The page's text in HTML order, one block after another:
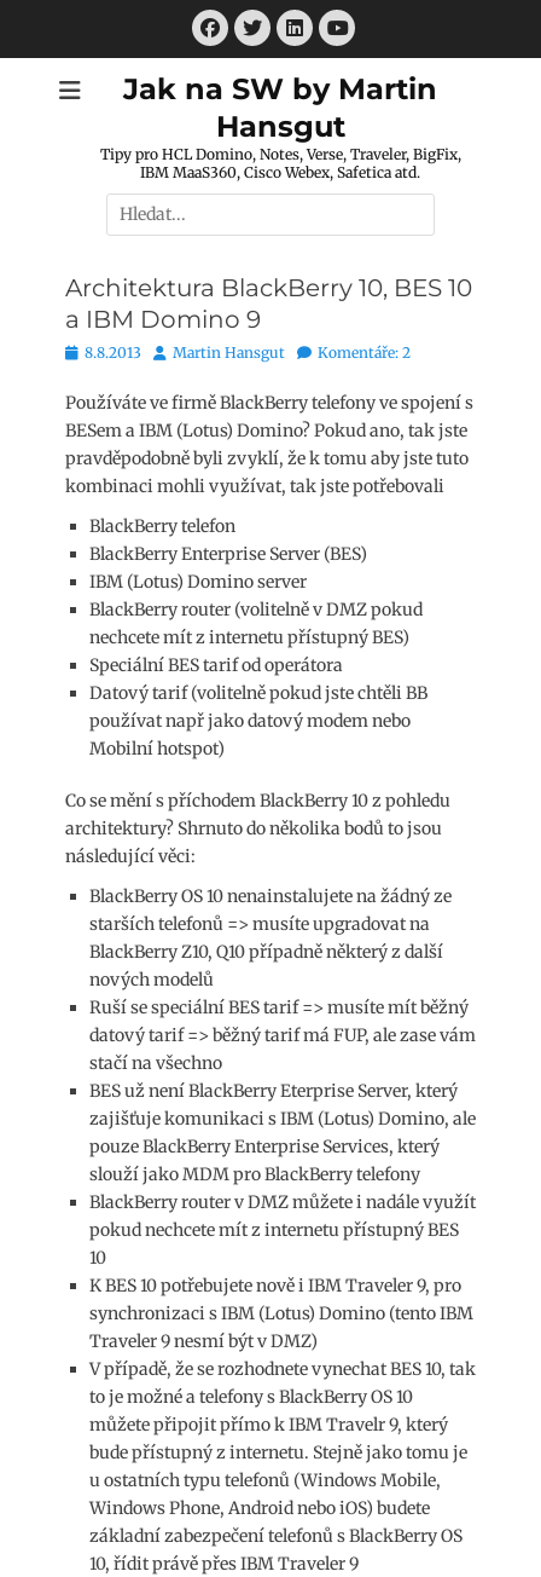
Facebook
Twitter
LinkedIn
Youtube
Jak na SW by Martin
Hansgut
Tipy pro HCL Domino, Notes, Verse, Traveler, BigFix,
IBM MaaS360, Cisco Webex, Safetica atd.
Hledat:
Architektura BlackBerry 10, BES 10
a IBM Domino 9
Publikováno
8.8.2013 AutorMartin Hansgut Komentáře: 2
Používáte ve firmě BlackBerry telefony ve spojení s
BESem a IBM (Lotus) Domino? Pokud ano, tak jste
pravděpodobně byli zvyklí, že k tomu aby jste tuto
kombinaci mohli využívat, tak jste potřebovali
BlackBerry telefon
BlackBerry Enterprise Server (BES)
IBM (Lotus) Domino server
BlackBerry router (volitelně v DMZ pokud
nechcete mít z internetu přístupný BES)
Speciální BES tarif od operátora
Datový tarif (volitelně pokud jste chtěli BB
používat např jako datový modem nebo
Mobilní hotspot)
Co se mění s příchodem BlackBerry 10 z pohledu
architektury? Shrnuto do několika bodů to jsou
následující věci:
BlackBerry OS 10 nenainstalujete na žádný ze
starších telefonů => musíte upgradovat na
BlackBerry Z10, Q10 případně některý z další
nových modelů
Ruší se speciální BES tarif => musíte mít běžný
datový tarif => běžný tarif má FUP, ale zase vám
stačí na všechno
BES už není BlackBerry Eterprise Server, který
zajišťuje komunikaci s IBM (Lotus) Domino, ale
pouze BlackBerry Enterprise Services, který
slouží jako MDM pro BlackBerry telefony
BlackBerry router v DMZ můžete i nadále využít
pokud nechcete mít z internetu přístupný BES
10
K BES 10 potřebujete nově i IBM Traveler 9, pro
synchronizaci s IBM (Lotus) Domino (tento IBM
Traveler 9 nesmí být v DMZ)
V případě, že se rozhodnete vynechat BES 10, tak
to je možné a telefony s BlackBerry OS 10
můžete připojit přímo k IBM Travelr 9, který
bude přístupný z internetu. Stejně jako tomu je
u ostatních typu telefonů (Windows Mobile,
Windows Phone, Android nebo iOS) budete
základní zabezpečení telefonů s BlackBerry OS
10, řídit právě přes IBM Traveler 9